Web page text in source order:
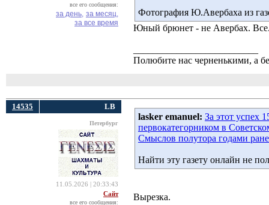
все его сообщения:
за день, за месяц,
за все время
Фотография Ю.Авербаха из
Юный брюнет - не Авербах.
Полюбите нас черненькими, а
14535 LB
Петербург
11.05.2026 | 20:33:43
Сайт
все его сообщения:
lasker emanuel: За этот успех
первокатегорником в
Смыслов полутора годами
Найти эту газету онлайн не
Вырезка.